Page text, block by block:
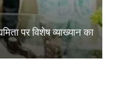
पर विशेष व्याख्यान का